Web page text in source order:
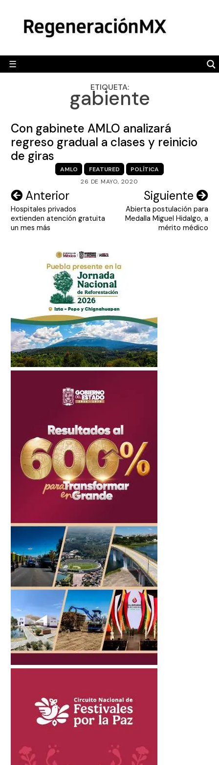
content
☰
POLÍTICA
CAMALEÓN
OPINIÓN
ENGLISH SECTION
ETIQUETA:
gabiente
Con gabinete AMLO analizará
regreso gradual a clases y reinicio
de giras
AMLO FEATURED
POLÍTICA
26 DE MAYO, 2020
Navegación
de
entradas
Anterior
Hospitales privados
extienden atención gratuita
un mes más
Siguiente
Abierta postulación para
Medalla Miguel Hidalgo, a
mérito médico